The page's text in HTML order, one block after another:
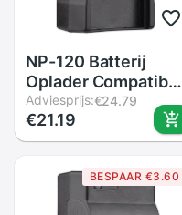
NP-120 Batterij
Oplader Compatibel
Met Ordro HDR-
AC3/ AC5/ AZ50/
V12/ V7 Plus
Camera Camcorder
batterijen
Adviesprijs:€24.79
€21.19
BESPAAR €3.60